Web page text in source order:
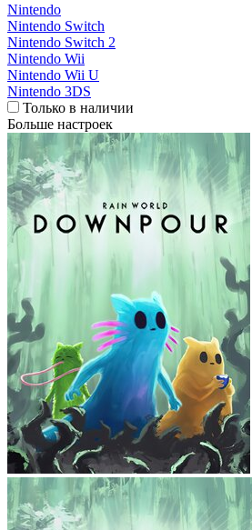
Nintendo
Nintendo Switch
Nintendo Switch 2
Nintendo Wii
Nintendo Wii U
Nintendo 3DS
Только в наличии
Больше настроек